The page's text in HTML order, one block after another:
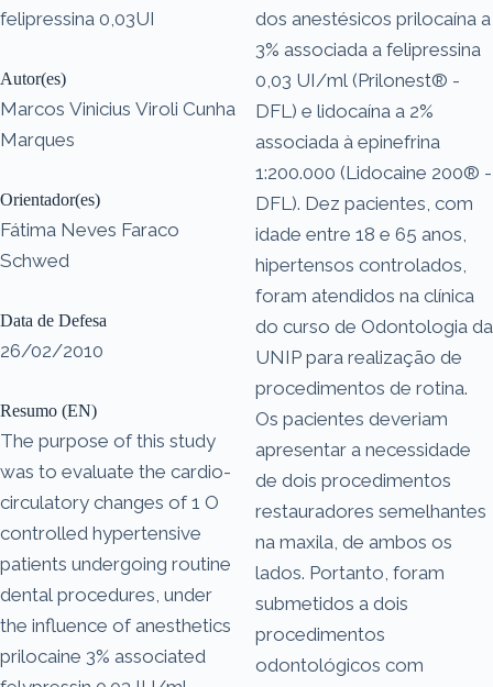
felipressina 0,03UI
Autor(es)
Marcos Vinicius Viroli Cunha
Marques
Orientador(es)
Fátima Neves Faraco
Schwed
Data de Defesa
26/02/2010
Resumo (EN)
The purpose of this study
was to evaluate the cardio-
circulatory changes of 1 O
controlled hypertensive
patients undergoing routine
dental procedures, under
the influence of anesthetics
prilocaine 3% associated
dos anestésicos prilocaína a
3% associada a felipressina
0,03 UI/ml (Prilonest® -
DFL) e lidocaína a 2%
associada à epinefrina
1:200.000 (Lidocaine 200® -
DFL). Dez pacientes, com
idade entre 18 e 65 anos,
hipertensos controlados,
foram atendidos na clínica
do curso de Odontologia da
UNIP para realização de
procedimentos de rotina.
Os pacientes deveriam
apresentar a necessidade
de dois procedimentos
restauradores semelhantes
na maxila, de ambos os
lados. Portanto, foram
submetidos a dois
procedimentos
odontológicos com